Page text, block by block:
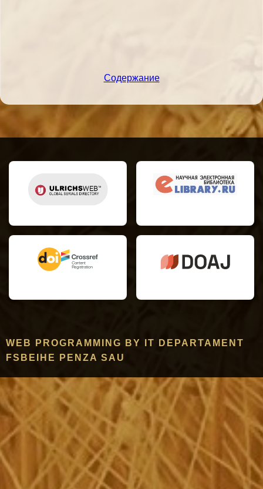
Содержание
WEB PROGRAMMING BY IT DEPARTAMENT
FSBEIHE PENZA SAU